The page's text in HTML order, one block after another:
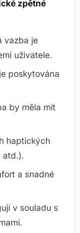
zpětné
vazba je
uživatele.
poskytována
by měla mít
haptických
atd.).
a snadné
v souladu s